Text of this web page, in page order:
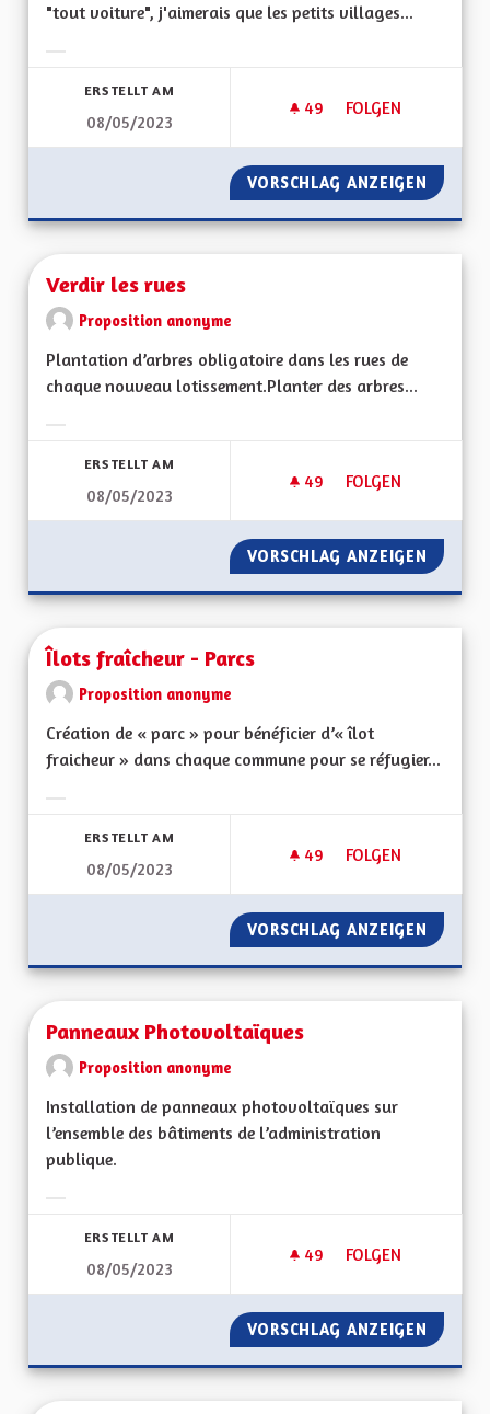
"tout voiture", j'aimerais que les petits villages...
ERSTELLT AM
08/05/2023
49 49 FOLLOWER
FOLGEN
TRANSPORT DES
VORSCHLAG ANZEIGEN
Verdir les rues
Proposition anonyme
Plantation d’arbres obligatoire dans les rues de
chaque nouveau lotissement.Planter des arbres...
ERSTELLT AM
08/05/2023
49 49 FOLLOWER
FOLGEN
VERDIR LES RUES
VORSCHLAG ANZEIGEN
Îlots fraîcheur - Parcs
Proposition anonyme
Création de « parc » pour bénéficier d’« îlot
fraicheur » dans chaque commune pour se réfugier...
ERSTELLT AM
08/05/2023
49 49 FOLLOWER
FOLGEN
ÎLOTS FRAÎCHEUR -
VORSCHLAG ANZEIGEN ÎLOTS
Panneaux Photovoltaïques
Proposition anonyme
Installation de panneaux photovoltaïques sur
l’ensemble des bâtiments de l’administration
publique.
ERSTELLT AM
08/05/2023
49 49 FOLLOWER
FOLGEN
PANNEAUX
VORSCHLAG ANZEIGEN